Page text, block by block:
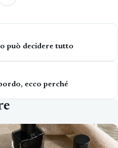
può decidere tutto
ecco perché